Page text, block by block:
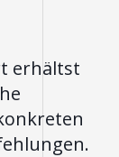
erhältst